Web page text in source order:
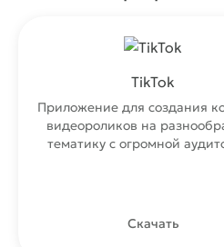
TikTok
Приложение для создания
видеороликов на
тематику с огромной
Скачать